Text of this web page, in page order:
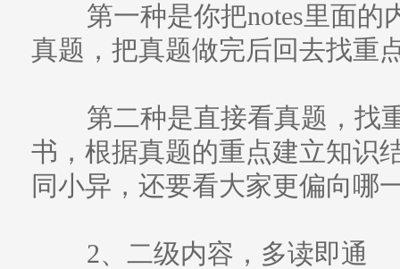
第一种是你把notes里面的
真题，把真题做完后回去找重
第二种是直接看真题，找
书，根据真题的重点建立知识
同小异，还要看大家更偏向哪
2、二级内容，多读即通